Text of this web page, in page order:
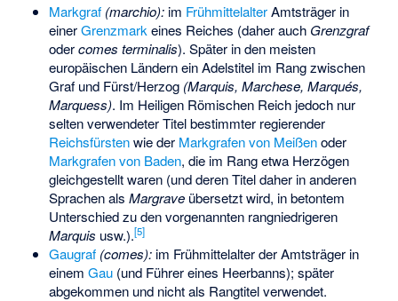
Markgraf (marchio):im FrühmittelalterAmtsträger in
einerGrenzmark eines Reiches (daher auch Grenzgraf
odercomes terminalis). Später in den meisten
europäischen Ländern ein Adelstitel im Rang zwischen
Graf und Fürst/Herzog (Marquis, Marchese, Marqués,
Marquess). Im Heiligen Römischen Reich jedoch nur
selten verwendeter Titel bestimmter regierender
Reichsfürstenwie der Markgrafen von Meißenoder
Markgrafen von Baden, die im Rang etwa Herzögen
gleichgestellt waren (und deren Titel daher in anderen
Sprachen als Margraveübersetzt wird, in betontem
Unterschied zu den vorgenannten rangniedrigeren
Marquis usw.).[5]
Gaugraf (comes):im Frühmittelalter der Amtsträger in
einem Gau(und Führer eines Heerbanns); später
abgekommen und nicht als Rangtitel verwendet.